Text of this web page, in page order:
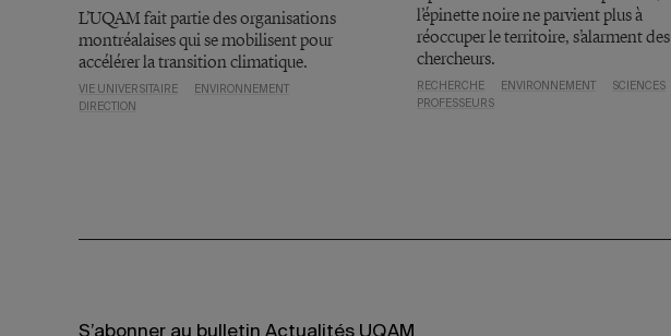
L’UQAM fait partie des organisations
montréalaises qui se mobilisent pour
accélérer la transition climatique.
VIE UNIVERSITAIRE
ENVIRONNEMENT
DIRECTION
l’épinette noire ne parvient plus à
réoccuper le territoire, s’alarment des
chercheurs.
RECHERCHE ENVIRONNEMENT
SCIENCES
PROFESSEURS
S’abonner au bulletin Actualités UQAM